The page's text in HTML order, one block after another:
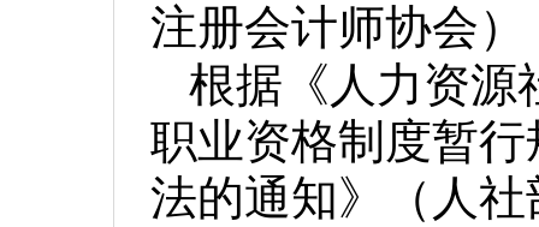
注册会计师协会）
根据《人力资源
职业资格制度暂
法的通知》（人社